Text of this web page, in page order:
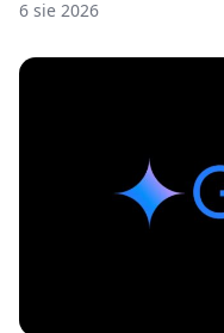
nam przy tym
6 sie 2026